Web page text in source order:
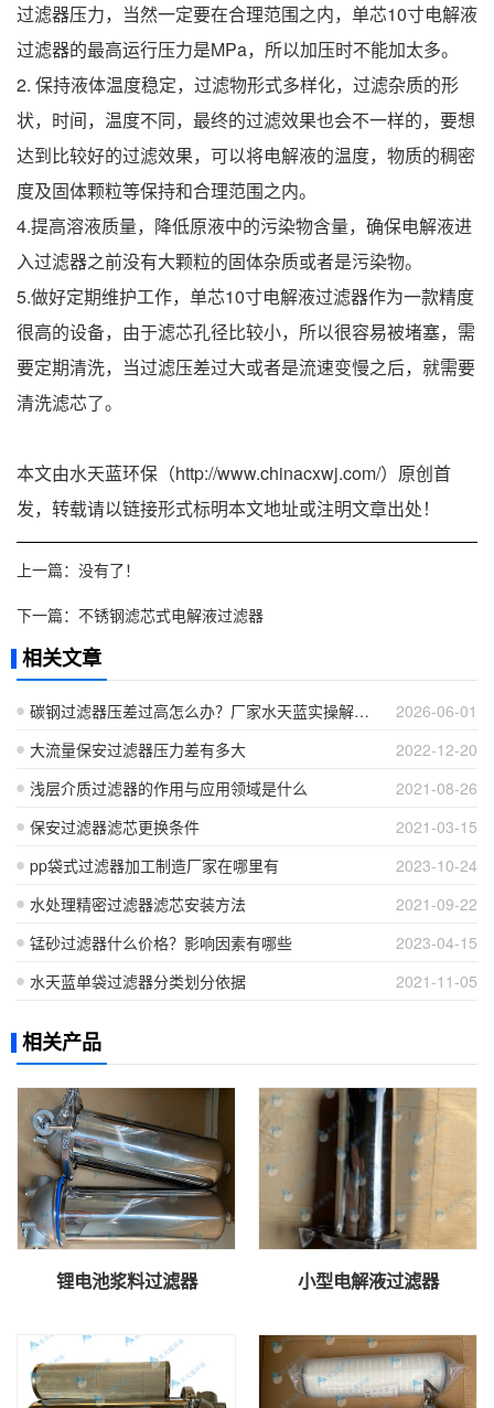
过滤器压力，当然一定要在合理范围之内，单芯10寸电解液
过滤器的最高运行压力是MPa，所以加压时不能加太多。
2. 保持液体温度稳定，过滤物形式多样化，过滤杂质的形
状，时间，温度不同，最终的过滤效果也会不一样的，要想
达到比较好的过滤效果，可以将电解液的温度，物质的稠密
度及固体颗粒等保持和合理范围之内。
4.提高溶液质量，降低原液中的污染物含量，确保电解液进
入过滤器之前没有大颗粒的固体杂质或者是污染物。
5.做好定期维护工作，单芯10寸电解液过滤器作为一款精度
很高的设备，由于滤芯孔径比较小，所以很容易被堵塞，需
要定期清洗，当过滤压差过大或者是流速变慢之后，就需要
清洗滤芯了。
本文由水天蓝环保（http://www.chinacxwj.com/）原创首
发，转载请以链接形式标明本文地址或注明文章出处！
上一篇：没有了！
下一篇： 不锈钢滤芯式电解液过滤器
相关文章
2026-06-01
碳钢过滤器压差过高怎么办？厂家水天蓝实操解决方案
2022-12-20
大流量保安过滤器压力差有多大
2021-08-26
浅层介质过滤器的作用与应用领域是什么
2021-03-15
保安过滤器滤芯更换条件
2023-10-24
pp袋式过滤器加工制造厂家在哪里有
2021-09-22
水处理精密过滤器滤芯安装方法
2023-04-15
锰砂过滤器什么价格？影响因素有哪些
2021-11-05
水天蓝单袋过滤器分类划分依据
相关产品
锂电池浆料过滤器 小型电解液过滤器